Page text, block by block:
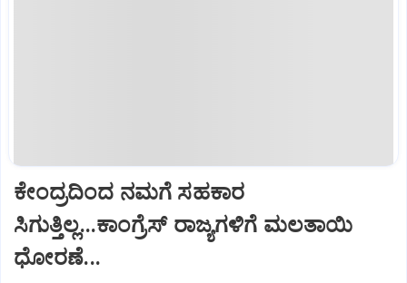
ಕೇಂದ್ರದಿಂದ ನಮಗೆ ಸಹಕಾರ
ಸಿಗುತ್ತಿಲ್ಲ...ಕಾಂಗ್ರೆಸ್ ರಾಜ್ಯಗಳಿಗೆ ಮಲತಾಯಿ
ಧೋರಣೆ...